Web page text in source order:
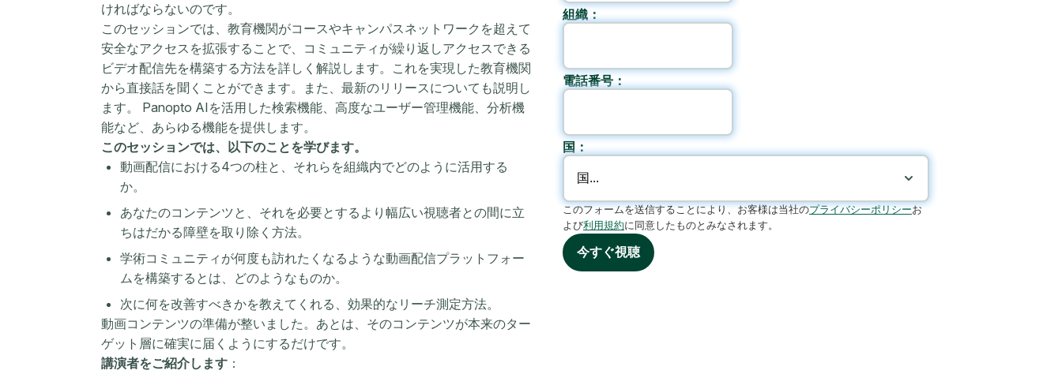
ければならないのです。
このセッションでは、教育機関がコースやキャンパスネットワークを超えて
安全なアクセスを拡張することで、コミュニティが繰り返しアクセスできる
ビデオ配信先を構築する方法を詳しく解説します。これを実現した教育機関
から直接話を聞くことができます。また、最新のリリースについても説明し
ます。 Panopto AIを活用した検索機能、高度なユーザー管理機能、分析機
能など、あらゆる機能を提供します。
このセッションでは、以下のことを学びます。
動画配信における4つの柱と、それらを組織内でどのように活用する
か。
あなたのコンテンツと、それを必要とするより幅広い視聴者との間に立
ちはだかる障壁を取り除く方法。
学術コミュニティが何度も訪れたくなるような動画配信プラットフォー
ムを構築するとは、どのようなものか。
次に何を改善すべきかを教えてくれる、効果的なリーチ測定方法。
動画コンテンツの準備が整いました。あとは、そのコンテンツが本来のター
ゲット層に確実に届くようにするだけです。
講演者をご紹介します ：
組織：
電話番号：
国：
このフォームを送信することにより、お客様は当社のプライバシーポリシーお
よび利用規約に同意したものとみなされます。
今すぐ視聴